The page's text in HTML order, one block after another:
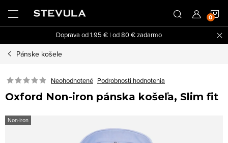
obsah
Doprava od 1.95 € | od 80 € zadarmo
Pánske košele
Neohodnotené Podrobnosti hodnotenia
Oxford Non-iron pánska košeľa, Slim fit
Non-iron